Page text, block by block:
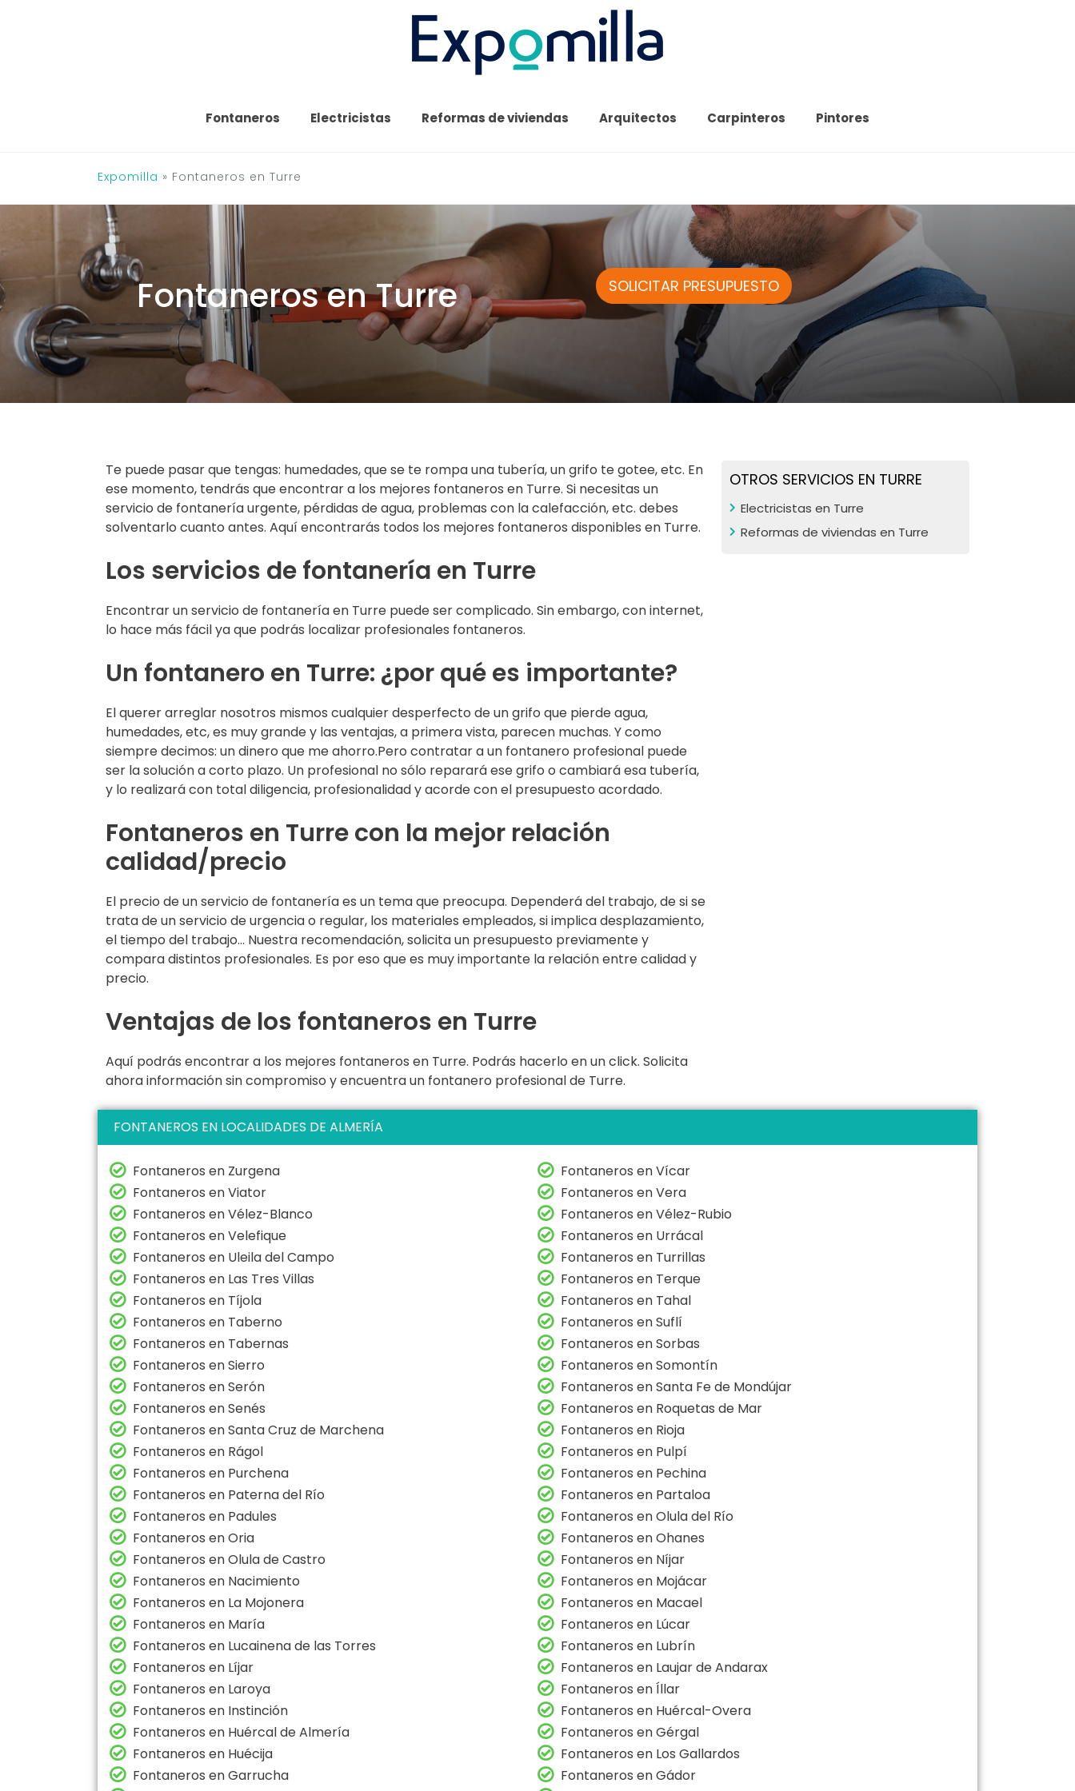
Fontaneros Electricistas Reformas de viviendas Arquitectos Carpinteros Pintores
Expomilla » Fontaneros en Turre
Fontaneros en Turre SOLICITAR PRESUPUESTO
Te puede pasar que tengas: humedades, que se te rompa una tubería, un grifo te gotee, etc. En
ese momento, tendrás que encontrar a los mejores fontaneros en Turre. Si necesitas un
servicio de fontanería urgente, pérdidas de agua, problemas con la calefacción, etc. debes
solventarlo cuanto antes. Aquí encontrarás todos los mejores fontaneros disponibles en Turre.
Los servicios de fontanería en Turre
Encontrar un servicio de fontanería en Turre puede ser complicado. Sin embargo, con internet,
lo hace más fácil ya que podrás localizar profesionales fontaneros.
Un fontanero en Turre: ¿por qué es importante?
El querer arreglar nosotros mismos cualquier desperfecto de un grifo que pierde agua,
humedades, etc, es muy grande y las ventajas, a primera vista, parecen muchas. Y como
siempre decimos: un dinero que me ahorro.Pero contratar a un fontanero profesional puede
ser la solución a corto plazo. Un profesional no sólo reparará ese grifo o cambiará esa tubería,
y lo realizará con total diligencia, profesionalidad y acorde con el presupuesto acordado.
Fontaneros en Turre con la mejor relación
calidad/precio
El precio de un servicio de fontanería es un tema que preocupa. Dependerá del trabajo, de si se
trata de un servicio de urgencia o regular, los materiales empleados, si implica desplazamiento,
el tiempo del trabajo… Nuestra recomendación, solicita un presupuesto previamente y
compara distintos profesionales. Es por eso que es muy importante la relación entre calidad y
precio.
Ventajas de los fontaneros en Turre
Aquí podrás encontrar a los mejores fontaneros en Turre. Podrás hacerlo en un click. Solicita
ahora información sin compromiso y encuentra un fontanero profesional de Turre.
OTROS SERVICIOS EN TURRE
Electricistas en Turre
Reformas de viviendas en Turre
FONTANEROS EN LOCALIDADES DE ALMERÍA
Fontaneros en Zurgena
Fontaneros en Vícar
Fontaneros en Viator
Fontaneros en Vera
Fontaneros en Vélez-Blanco
Fontaneros en Vélez-Rubio
Fontaneros en Velefique
Fontaneros en Urrácal
Fontaneros en Uleila del Campo
Fontaneros en Turrillas
Fontaneros en Las Tres Villas
Fontaneros en Terque
Fontaneros en Tíjola
Fontaneros en Tahal
Fontaneros en Taberno
Fontaneros en Suflí
Fontaneros en Tabernas
Fontaneros en Sorbas
Fontaneros en Sierro
Fontaneros en Somontín
Fontaneros en Serón
Fontaneros en Santa Fe de Mondújar
Fontaneros en Senés
Fontaneros en Roquetas de Mar
Fontaneros en Santa Cruz de Marchena
Fontaneros en Rioja
Fontaneros en Rágol
Fontaneros en Pulpí
Fontaneros en Purchena
Fontaneros en Pechina
Fontaneros en Paterna del Río
Fontaneros en Partaloa
Fontaneros en Padules
Fontaneros en Olula del Río
Fontaneros en Oria
Fontaneros en Ohanes
Fontaneros en Olula de Castro
Fontaneros en Níjar
Fontaneros en Nacimiento
Fontaneros en Mojácar
Fontaneros en La Mojonera
Fontaneros en Macael
Fontaneros en María
Fontaneros en Lúcar
Fontaneros en Lucainena de las Torres
Fontaneros en Lubrín
Fontaneros en Líjar
Fontaneros en Laujar de Andarax
Fontaneros en Laroya
Fontaneros en Íllar
Fontaneros en Instinción
Fontaneros en Huércal-Overa
Fontaneros en Huércal de Almería
Fontaneros en Gérgal
Fontaneros en Huécija
Fontaneros en Los Gallardos
Fontaneros en Garrucha
Fontaneros en Gádor